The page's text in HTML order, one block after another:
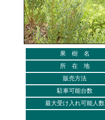
果 樹 名
所 在 地
販売方法
駐車可能台数
最大受け入れ可能人数